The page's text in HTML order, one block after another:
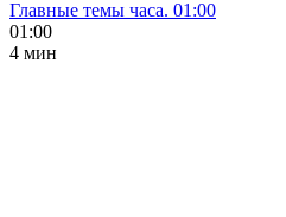
Главные темы часа. 01:00
01:00
4 мин